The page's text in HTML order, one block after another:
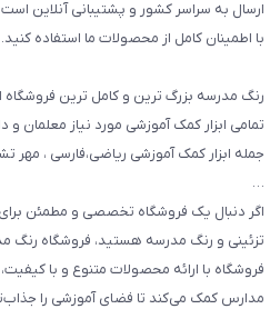
سایر محصولات
ارسال به سراسر کشور و پشتیبانی آنلاین
با اطمینان کامل از محصولات ما استفاده کنید.
رنگ مدرسه بزرگ ترین و کامل ترین فروشگاه
تمامی ابزار کمک آموزشی مورد نیاز معلمان و
جمله ابزار کمک آموزشی ریاضی،فارسی ، مهر
…
اگر دنبال یک فروشگاه تخصصی و مطمئن
تزئینی و رنگ مدرسه هستید، فروشگاه رنگ
فروشگاه با ارائه محصولات متنوع و با
مدارس کمک می‌کند تا فضای آموزشی را